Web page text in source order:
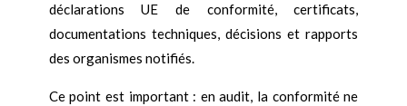
déclarations UE de conformité, certificats,
documentations techniques, décisions et rapports
des organismes notifiés.
Ce point est important : en audit, la conformité ne